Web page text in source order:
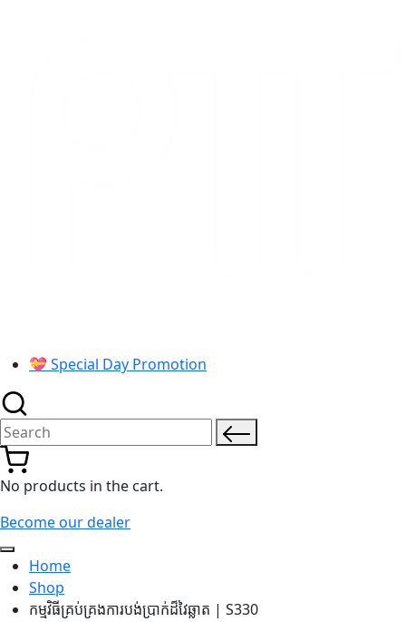
💝 Special Day Promotion
Search for:
No products in the cart.
Become our dealer
Home
Shop
កម្មវិធីគ្រប់គ្រងការបង់ប្រាក់ដ៏វៃឆ្លាត​ | S330